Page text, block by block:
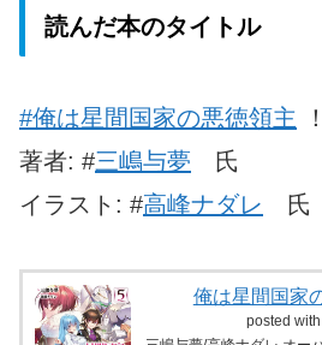
読んだ本のタイトル
#俺は星間国家の悪徳領主
著者: #三嶋与夢 氏
イラスト: #高峰ナダレ 氏
俺は星間国家
posted with